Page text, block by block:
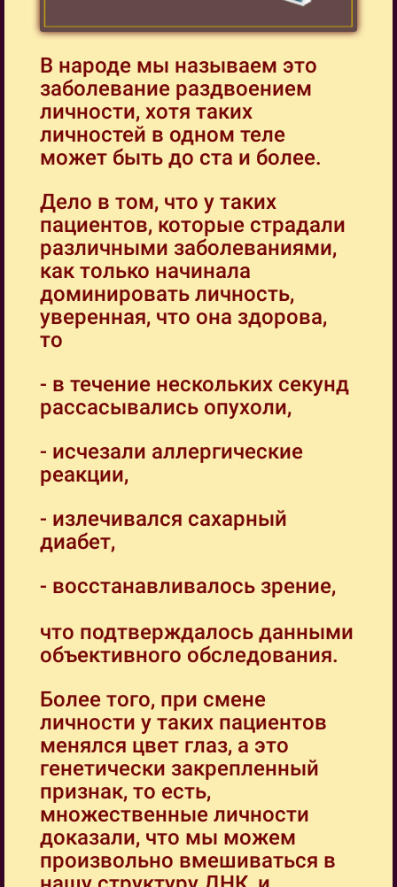
В народе мы называем это
заболевание раздвоением
личности, хотя таких
личностей в одном теле
может быть до ста и более.
Дело в том, что у таких
пациентов, которые страдали
различными заболеваниями,
как только начинала
доминировать личность,
уверенная, что она здорова,
то
- в течение нескольких секунд
рассасывались опухоли,
- исчезали аллергические
реакции,
- излечивался сахарный
диабет,
- восстанавливалось зрение,
что подтверждалось данными
объективного обследования.
Более того, при смене
личности у таких пациентов
менялся цвет глаз, а это
генетически закрепленный
признак, то есть,
множественные личности
доказали, что мы можем
произвольно вмешиваться в